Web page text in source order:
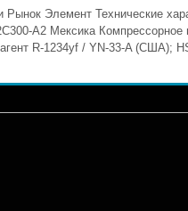
Рынок Элемент Технические
A2 Мексика
R-1234yf / YN-33-A (США);